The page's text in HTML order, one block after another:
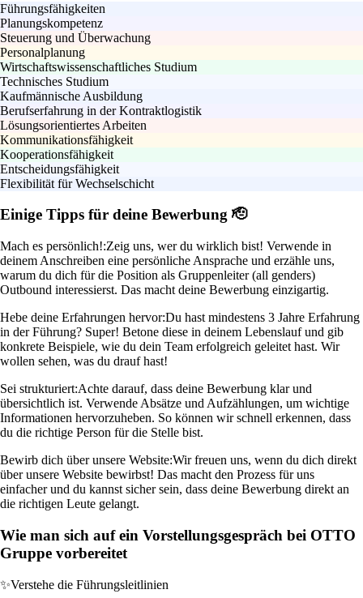
Führungsfähigkeiten
Planungskompetenz
Steuerung und Überwachung
Personalplanung
Wirtschaftswissenschaftliches Studium
Technisches Studium
Kaufmännische Ausbildung
Berufserfahrung in der Kontraktlogistik
Lösungsorientiertes Arbeiten
Kommunikationsfähigkeit
Kooperationsfähigkeit
Entscheidungsfähigkeit
Flexibilität für Wechselschicht
Einige Tipps für deine Bewerbung 🫡
Mach es persönlich!:Zeig uns, wer du wirklich bist! Verwende in
deinem Anschreiben eine persönliche Ansprache und erzähle uns,
warum du dich für die Position als Gruppenleiter (all genders)
Outbound interessierst. Das macht deine Bewerbung einzigartig.
Hebe deine Erfahrungen hervor:Du hast mindestens 3 Jahre Erfahrung
in der Führung? Super! Betone diese in deinem Lebenslauf und gib
konkrete Beispiele, wie du dein Team erfolgreich geleitet hast. Wir
wollen sehen, was du drauf hast!
Sei strukturiert:Achte darauf, dass deine Bewerbung klar und
übersichtlich ist. Verwende Absätze und Aufzählungen, um wichtige
Informationen hervorzuheben. So können wir schnell erkennen, dass
du die richtige Person für die Stelle bist.
Bewirb dich über unsere Website:Wir freuen uns, wenn du dich direkt
über unsere Website bewirbst! Das macht den Prozess für uns
einfacher und du kannst sicher sein, dass deine Bewerbung direkt an
die richtigen Leute gelangt.
Wie man sich auf ein Vorstellungsgespräch bei OTTO
Gruppe vorbereitet
✨Verstehe die Führungsleitlinien